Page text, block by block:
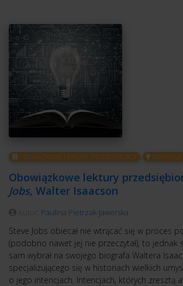
OBOWIĄZKOWE LEKTURY PRZEDSIĘBIORCY INSPIRACJE
Obowiązkowe lektury
Jobs, Walter Isaacson
Paulina Pietrzak-Jaworska
Steve Jobs obiecał nie wtrącać się w proces
(podobno nawet jej nie przeczytał), to jednak
sam wybrał na swojego biografa Waltera
specjalizującego się w historiach wielkich
o jego intencjach. Intencjach, których zresztą